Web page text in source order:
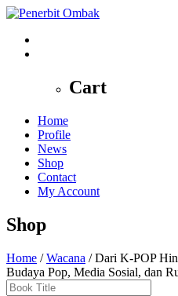
Cart
Home
Profile
News
Shop
Contact
My Account
Shop
Home /Wacana / Dari K-POP
Budaya Pop, Media Sosial, dan